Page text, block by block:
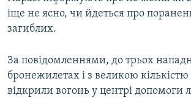
СПЕЦПРОЄКТИ
ПОДКАСТИ
КРИМ РЕАЛІЇ
РУС
іще не ясно, чи йдеться про
загиблих.
За повідомленнями, до трьох
бронежилетах і з великою кількістю
відкрили вогонь у центрі допомоги